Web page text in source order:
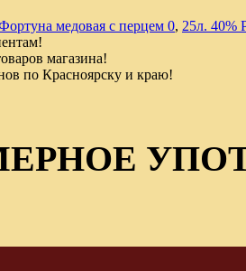
медовая с перцем 0, 25л. 40%
магазина!
по Красноярску и краю!